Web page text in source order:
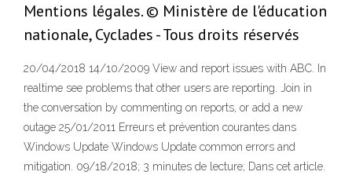
Mentions légales. © Ministère de l'éducation
nationale, Cyclades - Tous droits réservés
20/04/2018 14/10/2009 View and report issues with ABC. In
realtime see problems that other users are reporting. Join in
the conversation by commenting on reports, or add a new
outage 25/01/2011 Erreurs et prévention courantes dans
Windows Update Windows Update common errors and
mitigation. 09/18/2018; 3 minutes de lecture; Dans cet article.